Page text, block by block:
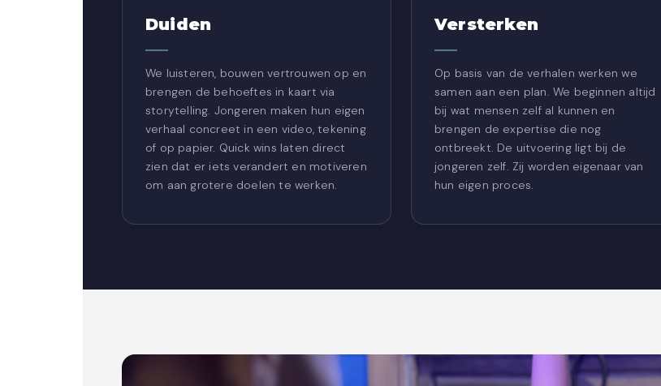
Duiden
We luisteren, bouwen vertrouwen op en
brengen de behoeftes in kaart via
storytelling. Jongeren maken hun eigen
verhaal concreet in een video, tekening
of op papier. Quick wins laten direct
zien dat er iets verandert en motiveren
om aan grotere doelen te werken.
Versterken
Op basis van de verhalen werken we
samen aan een plan. We beginnen altijd
bij wat mensen zelf al kunnen en
brengen de expertise die nog
ontbreekt. De uitvoering ligt bij de
jongeren zelf. Zij worden eigenaar van
hun eigen proces.